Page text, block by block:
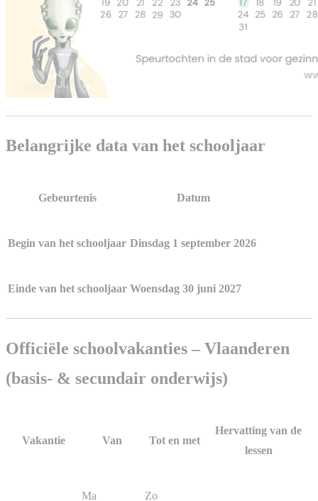
Belangrijke data van het schooljaar
Gebeurtenis Datum
Begin van het schooljaar Dinsdag 1 september 2026
Einde van het schooljaar Woensdag 30 juni 2027
Officiële schoolvakanties – Vlaanderen
(basis- & secundair onderwijs)
Vakantie Van Tot en met
Hervatting van de
lessen
Ma
Zo